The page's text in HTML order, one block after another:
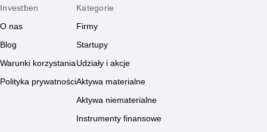
Investben
O nas
Blog
Warunki korzystania
Polityka prywatności
Kategorie
Firmy
Startupy
Udziały i akcje
Aktywa materialne
Aktywa niematerialne
Instrumenty finansowe